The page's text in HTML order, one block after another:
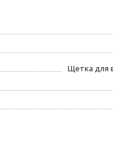
Щетка для